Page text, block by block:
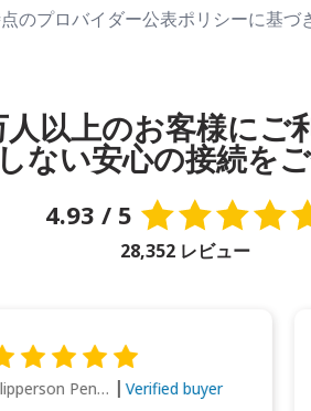
のプロバイダー公表ポリシーに基づ
以上のお客様にご
ない安心の接続を
4.93 / 5
28,352 レビュー
Clipperson Penilla Verified buyer